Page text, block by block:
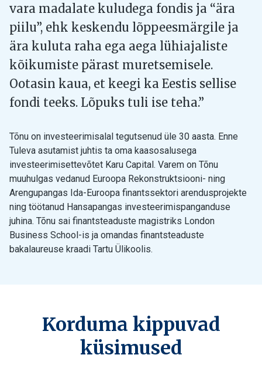
vara madalate kuludega fondis ja “ära
piilu”, ehk keskendu lõppeesmärgile ja
ära kuluta raha ega aega lühiajaliste
kõikumiste pärast muretsemisele.
Ootasin kaua, et keegi ka Eestis sellise
fondi teeks. Lõpuks tuli ise teha.”
Tõnu on investeerimisalal tegutsenud üle 30 aasta. Enne
Tuleva asutamist juhtis ta oma kaasosalusega
investeerimisettevõtet Karu Capital. Varem on Tõnu
muuhulgas vedanud Euroopa Rekonstruktsiooni- ning
Arengupangas Ida-Euroopa finantssektori arendusprojekte
ning töötanud Hansapangas investeerimispanganduse
juhina. Tõnu sai finantsteaduste magistriks London
Business School-is ja omandas finantsteaduste
bakalaureuse kraadi Tartu Ülikoolis.
Korduma kippuvad
küsimused